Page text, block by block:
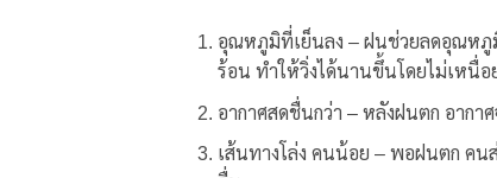
อุณหภูมิที่เย็นลง – ฝนช่วยลดอุณหภูมิ
ร้อน ทำให้วิ่งได้นานขึ้นโดยไม่เหนื่อ
อากาศสดชื่นกว่า – หลังฝนตก อาก
เส้นทางโล่ง คนน้อย – พอฝนตก คน